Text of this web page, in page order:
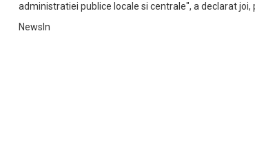
administratiei publice locale si centrale", a declarat joi,
NewsIn